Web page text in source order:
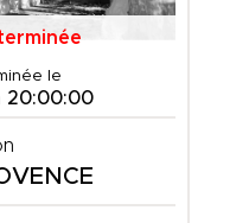
le
20:00:00